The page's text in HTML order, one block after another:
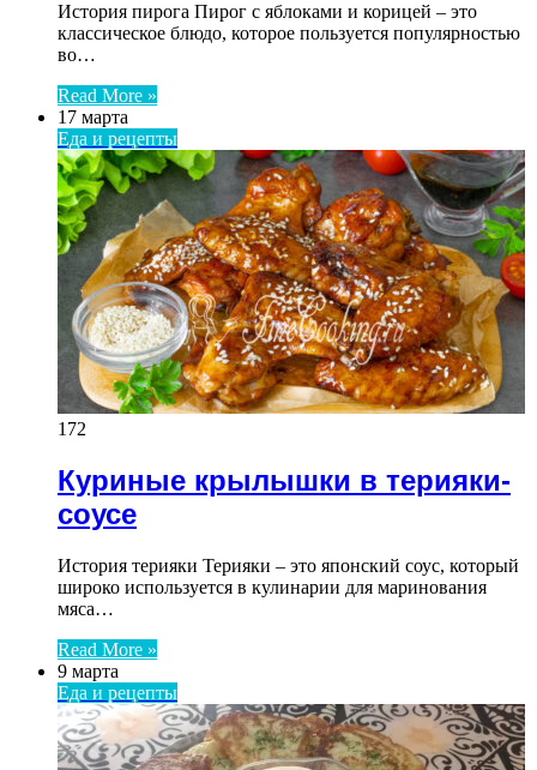
История пирога Пирог с яблоками и корицей – это
классическое блюдо, которое пользуется популярностью
во…
Read More »
17 марта
Еда и рецепты
172
Куриные крылышки в терияки-
соусе
История терияки Терияки – это японский соус, который
широко используется в кулинарии для маринования
мяса…
Read More »
9 марта
Еда и рецепты